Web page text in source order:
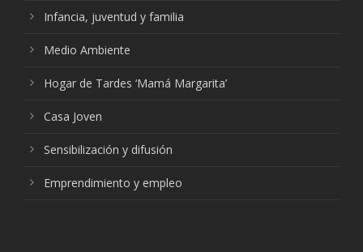
Infancia, juventud y familia
Medio Ambiente
Hogar de Tardes ‘Mamá Margarita’
Casa Joven
Sensibilización y difusión
Emprendimiento y empleo